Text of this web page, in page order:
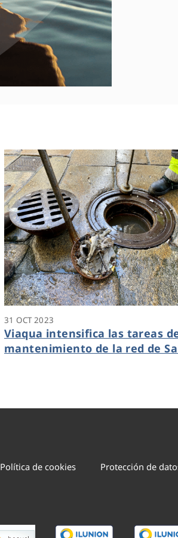
31 OCT 2023
Viaqua intensifica las tareas
mantenimiento de la red de
Política de cookies Protección de